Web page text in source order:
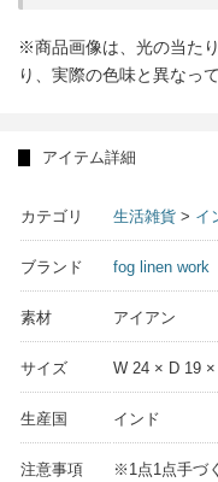
※商品画像は、光の当た
り、実際の色味と異なっ
アイテム詳細
カテゴリ 生活雑貨 > イ
ブランド fog linen work
素材 アイアン
サイズ W 24 × D 19
生産国 インド
注意事項
※1点1点手づ